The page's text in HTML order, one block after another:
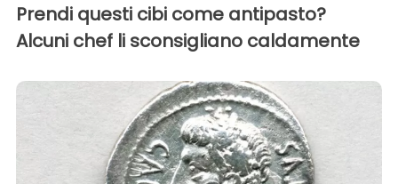
Prendi questi cibi come antipasto?
Alcuni chef li sconsigliano caldamente